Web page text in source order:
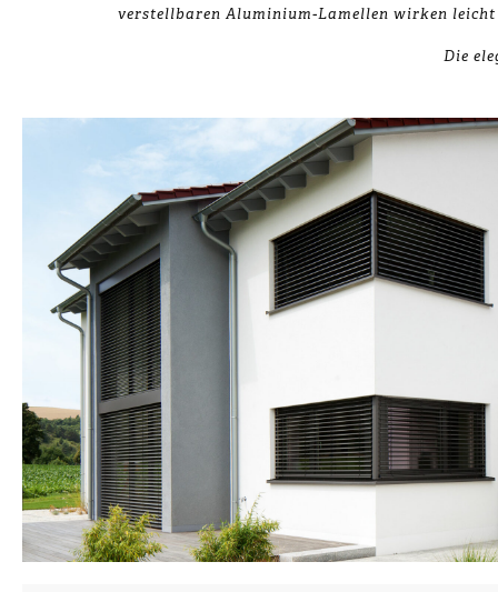
verstellbaren Aluminium-Lamellen wirken
Die